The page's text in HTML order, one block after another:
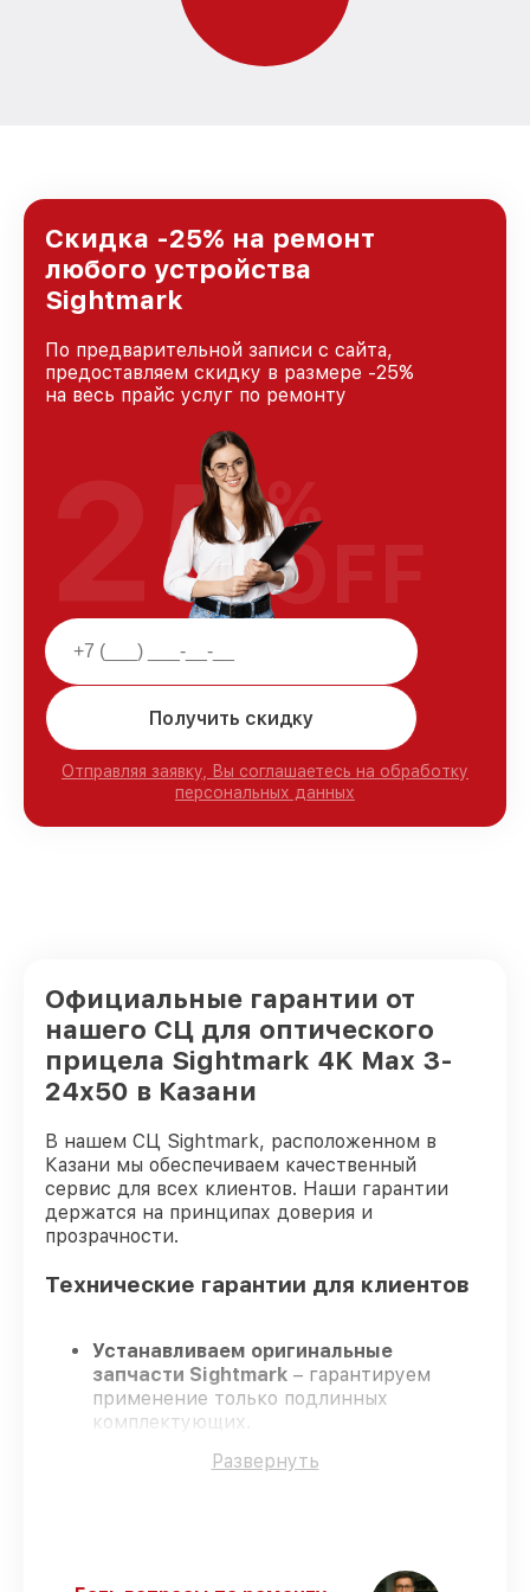
Скидка -25% на ремонт
любого устройства
Sightmark
По предварительной записи с сайта,
предоставляем скидку в размере -25%
на весь прайс услуг по ремонту
Получить скидку
Отправляя заявку, Вы соглашаетесь на обработку
персональных данных
25%
OFF
Официальные гарантии от
нашего СЦ для оптического
прицела Sightmark 4K Max 3-
24x50 в Казани
В нашем СЦ Sightmark, расположенном в
Казани мы обеспечиваем качественный
сервис для всех клиентов. Наши гарантии
держатся на принципах доверия и
прозрачности.
Технические гарантии для клиентов
Устанавливаем оригинальные
запчасти Sightmark – гарантируем
применение только подлинных
комплектующих.
проходят постоянное обучение, что
Развернуть